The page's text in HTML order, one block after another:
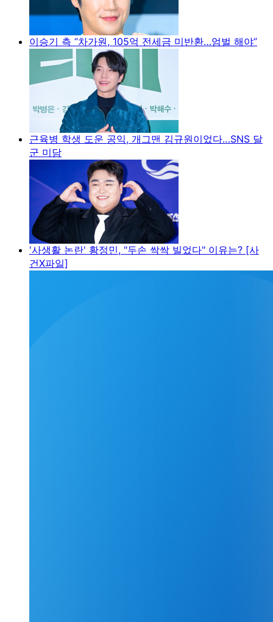
이승기 측 “차가원, 105억 전세금 미반환…엄벌 해야”
근육병 학생 도운 공익, 개그맨 김규원이었다…SNS 달
군 미담
'사생활 논란' 황정민, "두손 싹싹 빌었다" 이유는? [사
건X파일]